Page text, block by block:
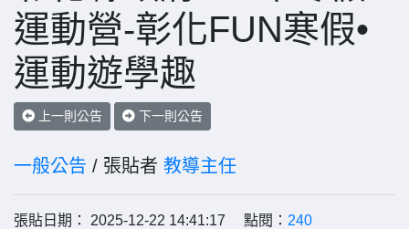
運動營-彰化FUN寒假•
運動遊學趣
上一則公告 下一則公告
一般公告 / 張貼者 教導主任
張貼日期： 2025-12-22 14:41:17 點閱： 240